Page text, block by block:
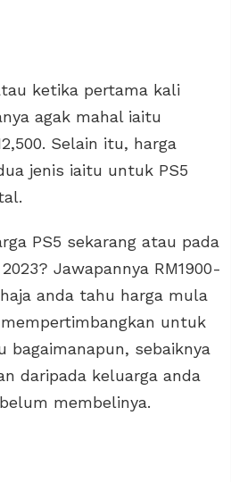
ketika pertama kali
agak mahal iaitu
Selain itu, harga
jenis iaitu untuk PS5
PS5 sekarang atau pada
Jawapannya RM1900-
anda tahu harga mula
untuk
bagaimanapun, sebaiknya
daripada keluarga anda
membelinya.